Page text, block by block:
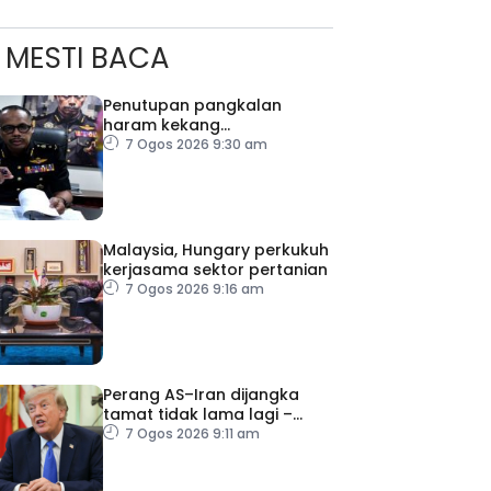
Perkasa SCORE Marathon 2026 Melalui Kerjasama
Larian Antarabangsa
MESTI BACA
Penutupan pangkalan
haram kekang
penyeludupan di Kelantan
7 Ogos 2026 9:30 am
Malaysia, Hungary perkukuh
kerjasama sektor pertanian
7 Ogos 2026 9:16 am
Perang AS–Iran dijangka
tamat tidak lama lagi –
Trump
7 Ogos 2026 9:11 am